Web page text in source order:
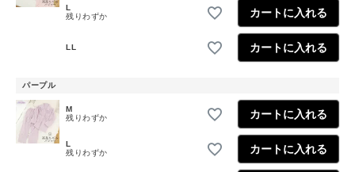
L
残りわずか
カートに入れる
LL カートに入れる
パープル
M
残りわずか
カートに入れる
L
残りわずか
カートに入れる